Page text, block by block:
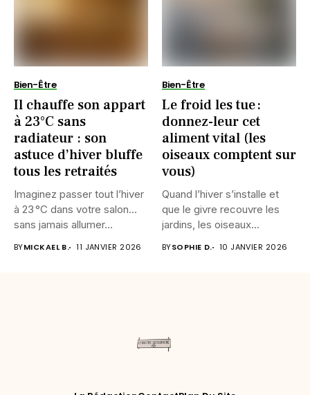
Bien-Être
Il chauffe son appart
à 23°C sans
radiateur : son
astuce d’hiver bluffe
tous les retraités
Imaginez passer tout l’hiver
à 23 °C dans votre salon…
sans jamais allumer...
BYMICKAEL B. 11 JANVIER 2026
Bien-Être
Le froid les tue :
donnez-leur cet
aliment vital (les
oiseaux comptent sur
vous)
Quand l’hiver s’installe et
que le givre recouvre les
jardins, les oiseaux...
BYSOPHIE D. 10 JANVIER 2026